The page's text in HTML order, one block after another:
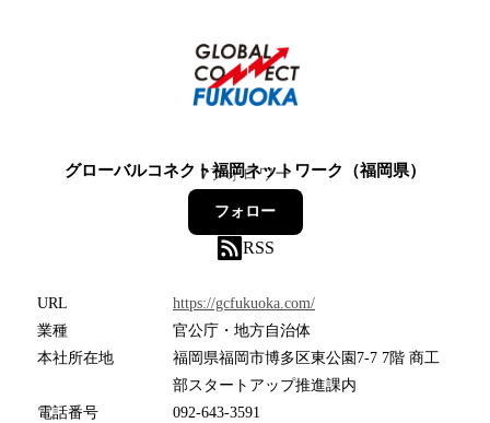
グローバルコネクト福岡ネットワーク（福岡県）
7フォロワー
フォロー
RSS
URL
https://gcfukuoka.com/
業種
官公庁・地方自治体
本社所在地
福岡県福岡市博多区東公園7-7 7階 商工
部スタートアップ推進課内
電話番号
092-643-3591